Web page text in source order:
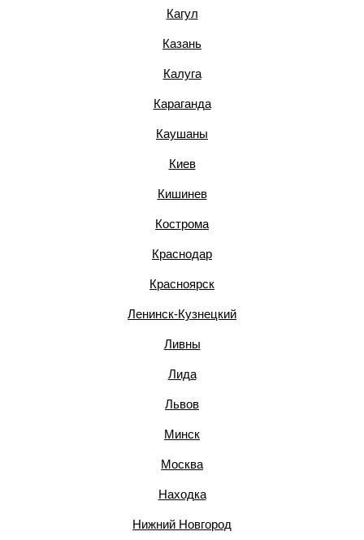
Кагул
Казань
Калуга
Караганда
Каушаны
Киев
Кишинев
Кострома
Краснодар
Красноярск
Ленинск-Кузнецкий
Ливны
Лида
Львов
Минск
Москва
Находка
Нижний Новгород